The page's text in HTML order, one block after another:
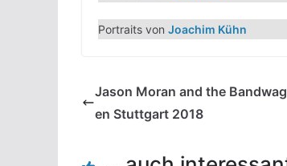
Portraits von Joachim Kühn
Jason Moran and the
en Stuttgart 2018